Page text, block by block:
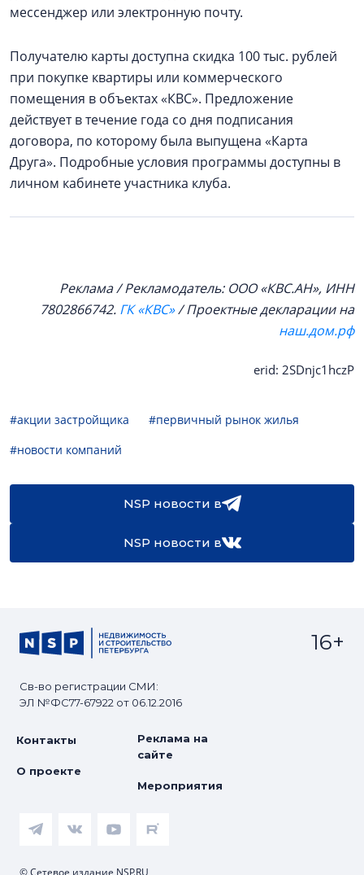
мессенджер или электронную почту.
Получателю карты доступна скидка 100 тыс. рублей
при покупке квартиры или коммерческого
помещения в объектах «КВС». Предложение
действует в течение года со дня подписания
договора, по которому была выпущена «Карта
Друга». Подробные условия программы доступны в
личном кабинете участника клуба.
Реклама / Рекламодатель: ООО «КВС.АН», ИНН
7802866742. ГК «КВС»/ Проектные декларации на
наш.дом.рф
erid: 2SDnjc1hczP
#акции застройщика
#первичный рынок жилья
#новости компаний
NSP новости в
NSP новости в
Св-во регистрации СМИ:
ЭЛ №ФС77-67922 от 06.12.2016
16+
Контакты
О проекте
Реклама на
сайте
Мероприятия
© Сетевое издание NSP.RU